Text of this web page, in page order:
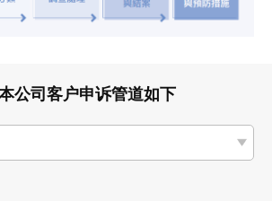
公司客户申诉管道如下